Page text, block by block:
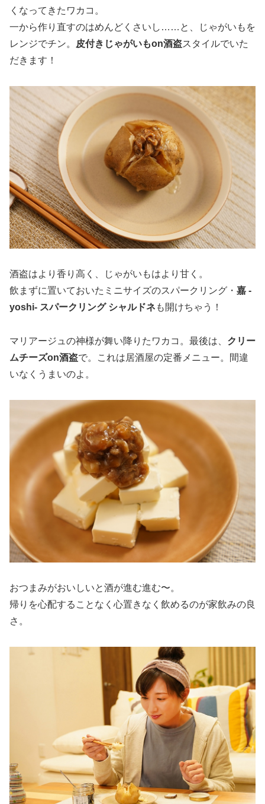
くなってきたワカコ。
一から作り直すのはめんどくさいし……と、じゃがいもを
レンジでチン。
皮付きじゃがいもon酒盗スタイルでいた
だきます！
酒盗はより香り高く、じゃがいもはより甘く。
飲まずに置いておいたミニサイズのスパークリング・ 嘉 -
yoshi- スパークリング シャルドネ も開けちゃう！
マリアージュの神様が舞い降りたワカコ。最後は、 クリー
ムチーズon酒盗で。これは居酒屋の定番メニュー。間違
いなくうまいのよ。
おつまみがおいしいと酒が進む進む〜。
帰りを心配することなく心置きなく飲めるのが家飲みの良
さ。